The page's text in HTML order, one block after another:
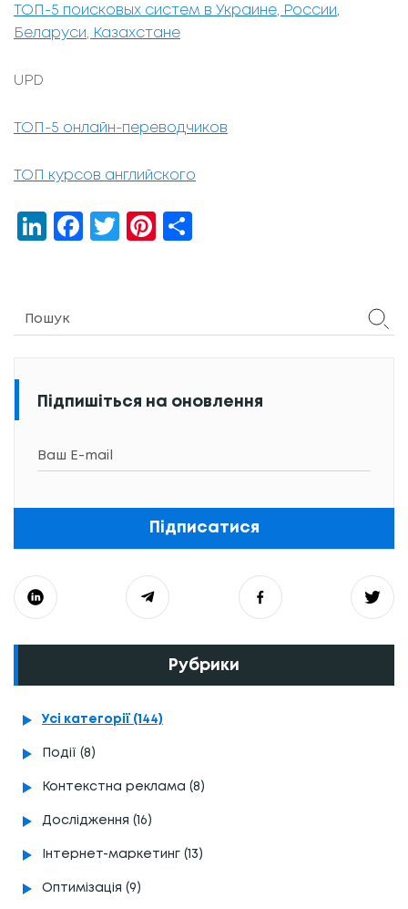
ТОП-5 поисковых систем в Украине, России,
Беларуси, Казахстане
UPD
ТОП-5 онлайн-переводчиков
ТОП курсов английского
LinkedIn
Facebook
TwitterPinterest
Підпишіться на оновлення
Підписатися
Рубрики
Усі категорії (144)
Події (8)
Контекстна реклама (8)
Дослідження (16)
Інтернет-маркетинг (13)
Оптимізація (9)